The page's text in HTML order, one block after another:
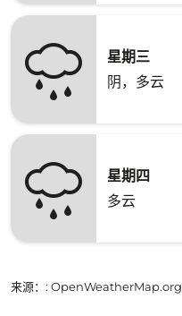
星期三
阴，多云
星期四
多云
来源： : OpenWeatherMap.org